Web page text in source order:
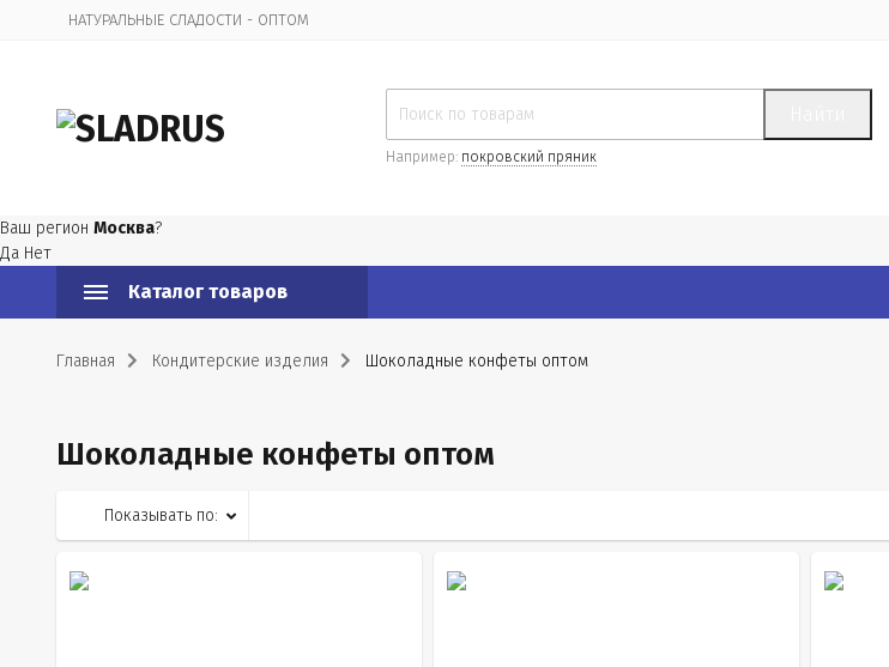
НАТУРАЛЬНЫЕ СЛАДОСТИ - ОПТОМ
Например: покровский пряник
Ваш регион Москва?
Да Нет
Каталог товаров
Главная Кондитерские изделия Шоколадные конфеты оптом
Шоколадные конфеты оптом
Показывать по: